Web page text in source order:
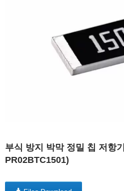
부식 방지 박막 정밀 칩 저항
PR02BTC1501)